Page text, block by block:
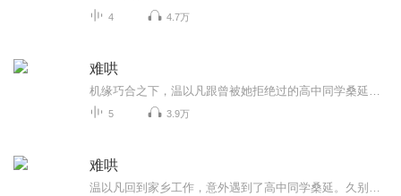
4 4.7万
难哄
5 3.9万
难哄